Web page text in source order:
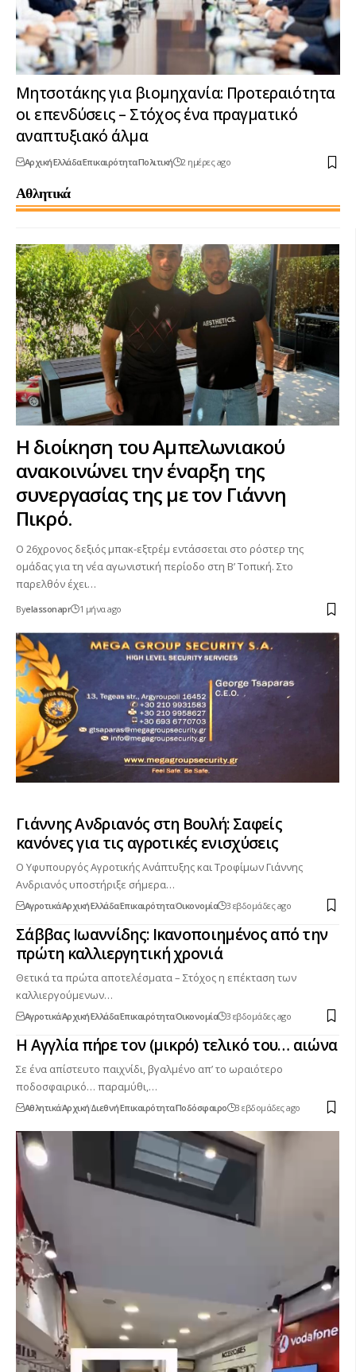
Μητσοτάκης για βιομηχανία: Προτεραιότητα
οι επενδύσεις – Στόχος ένα πραγματικό
αναπτυξιακό άλμα
ΑρχικήΕλλάδαΕπικαιρότηταΠολιτική 2 ημέρες ago
Αθλητικά
Η διοίκηση του Αμπελωνιακού
ανακοινώνει την έναρξη της
συνεργασίας της με τον Γιάννη
Πικρό.
Ο 26χρονος δεξιός μπακ-εξτρέμ εντάσσεται στο ρόστερ της
ομάδας για τη νέα αγωνιστική περίοδο στη Β’ Τοπική. Στο
παρελθόν έχει…
Byelassonapr 1 μήνα ago
Γιάννης Ανδριανός στη Βουλή: Σαφείς
κανόνες για τις αγροτικές ενισχύσεις
Ο Υφυπουργός Αγροτικής Ανάπτυξης και Τροφίμων Γιάννης
Ανδριανός υποστήριξε σήμερα…
ΑγροτικάΑρχικήΕλλάδαΕπικαιρότηταΟικονομία 3 εβδομάδες ago
Σάββας Ιωαννίδης: Ικανοποιημένος από την
πρώτη καλλιεργητική χρονιά
Θετικά τα πρώτα αποτελέσματα – Στόχος η επέκταση των
καλλιεργούμενων…
ΑγροτικάΑρχικήΕλλάδαΕπικαιρότηταΟικονομία 3 εβδομάδες ago
Η Αγγλία πήρε τον (μικρό) τελικό του… αιώνα
Σε ένα απίστευτο παιχνίδι, βγαλμένο απ’ το ωραιότερο
ποδοσφαιρικό… παραμύθι,…
ΑθλητικάΑρχικήΔιεθνήΕπικαιρότηταΠοδόσφαιρο 3 εβδομάδες ago